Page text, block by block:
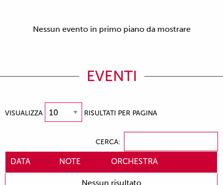
Nessun evento in primo piano da mostrare
EVENTI
VISUALIZZA RISULTATI PER PAGINA
CERCA:
DATA NOTE ORCHESTRA
Nessun risultato